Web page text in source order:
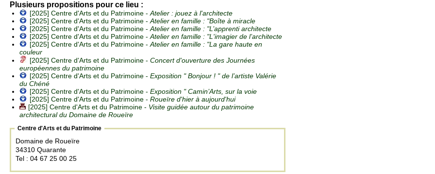
Plusieurs propositions pour ce lieu :
[2025] Centre d'Arts et du Patrimoine -Atelier : jouez à l'architecte
[2025] Centre d'Arts et du Patrimoine -Atelier en famille : "Boîte à miracle
[2025] Centre d'Arts et du Patrimoine -Atelier en famille : "L’apprenti architecte
[2025] Centre d'Arts et du Patrimoine -Atelier en famille : "L'imagier de l’architecte
[2025] Centre d'Arts et du Patrimoine -Atelier en famille : "La gare haute en
couleur
[2025] Centre d'Arts et du Patrimoine - Concert d'ouverture des Journées
européennes du patrimoine
[2025] Centre d'Arts et du Patrimoine - Exposition " Bonjour ! " de l’artiste Valérie
du Chéné
[2025] Centre d'Arts et du Patrimoine - Exposition " Camin’Arts, sur la voie
[2025] Centre d'Arts et du Patrimoine - Roueïre d'hier à aujourd'hui
[2025] Centre d'Arts et du Patrimoine - Visite guidée autour du patrimoine
architectural du Domaine de Roueïre
Centre d'Arts et du Patrimoine
Domaine de Roueïre
34310 Quarante
Tel : 04 67 25 00 25